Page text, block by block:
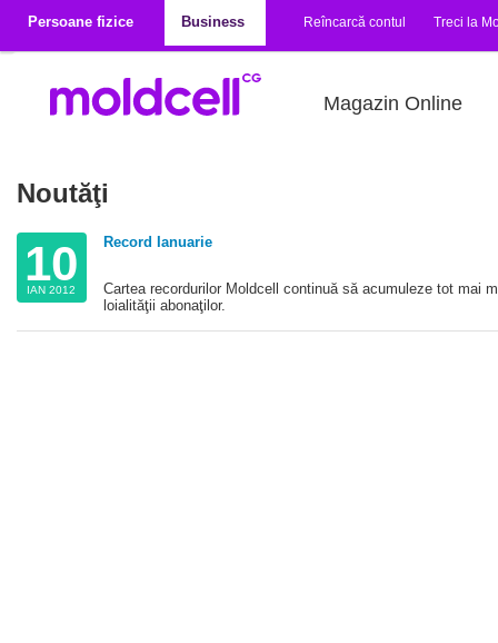
Persoane fizice
Business Reîncarcă contul Treci la
Magazin Online
Noutăţi
10
IAN 2012
Record Ianuarie
Cartea recordurilor Moldcell continuă să acumuleze tot mai
loialităţii abonaţilor.